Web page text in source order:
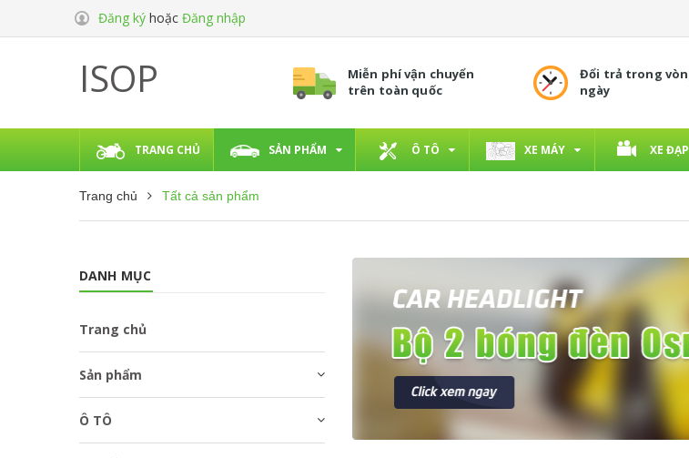
Đăng ký hoặc Đăng nhập
ISOP
Miễn phí vận chuyển
trên toàn quốc
Đổi trả trong
ngày
TRANG CHỦ SẢN PHẨM Ô TÔ XE MÁY XE ĐẠP
Trang chủ Tất cả sản phẩm
DANH MỤC
Trang chủ
Sản phẩm
Ô TÔ